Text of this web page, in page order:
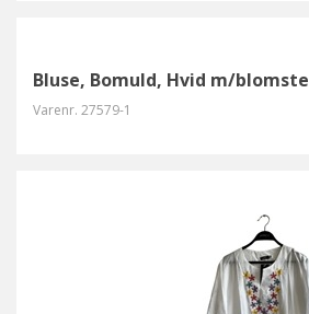
Bluse, Bomuld, Hvid m/
Varenr. 27579-1